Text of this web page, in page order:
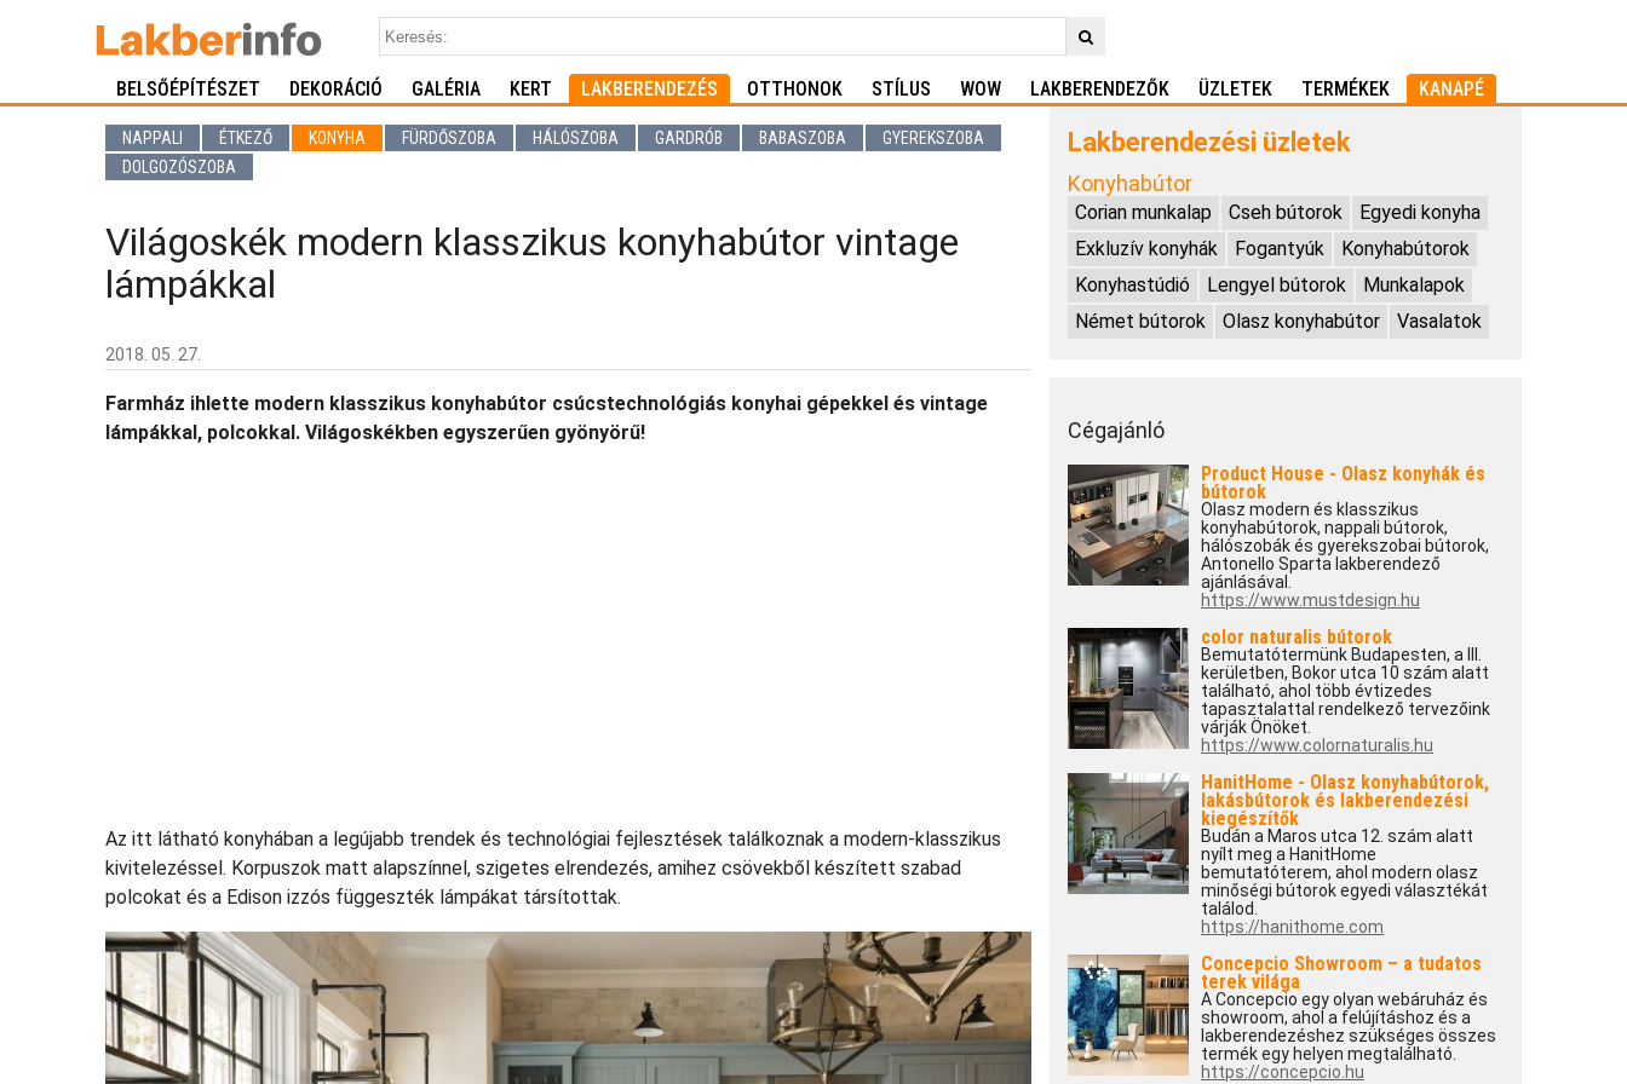
BELSŐÉPÍTÉSZET DEKORÁCIÓ GALÉRIA KERT LAKBERENDEZÉS OTTHONOK STÍLUS WOW LAKBERENDEZŐK ÜZLETEK TERMÉKEK KANAPÉ
NAPPALI ÉTKEZŐ KONYHA FÜRDŐSZOBA HÁLÓSZOBA GARDRÓB BABASZOBA
GYEREKSZOBA
DOLGOZÓSZOBA
Világoskék modern klasszikus konyhabútor vintage
lámpákkal
2018. 05. 27.
Farmház ihlette modern klasszikus konyhabútor csúcstechnológiás konyhai gépekkel és vintage
lámpákkal, polcokkal. Világoskékben egyszerűen gyönyörű!
Az itt látható konyhában a legújabb trendek és technológiai fejlesztések találkoznak a modern-klasszikus
kivitelezéssel. Korpuszok matt alapszínnel, szigetes elrendezés, amihez csövekből készített szabad
polcokat és a Edison izzós függeszték lámpákat társítottak.
Lakberendezési üzletek
Konyhabútor
Corian munkalap Cseh bútorok
Egyedi konyha
Exkluzív konyhák
Fogantyúk
Konyhabútorok
Konyhastúdió
Lengyel bútorok
Munkalapok
Német bútorok
Olasz konyhabútor Vasalatok
Cégajánló
Product House - Olasz konyhák és
bútorok
Olasz modern és klasszikus
konyhabútorok, nappali bútorok,
hálószobák és gyerekszobai bútorok,
Antonello Sparta lakberendező
ajánlásával.
https://www.mustdesign.hu
color naturalis bútorok
Bemutatótermünk Budapesten, a III.
kerületben, Bokor utca 10 szám alatt
található, ahol több évtizedes
tapasztalattal rendelkező tervezőink
várják Önöket.
https://www.colornaturalis.hu
HanitHome - Olasz konyhabútorok,
lakásbútorok és lakberendezési
kiegészítők
Budán a Maros utca 12. szám alatt
nyílt meg a HanitHome
bemutatóterem, ahol modern olasz
minőségi bútorok egyedi választékát
találod.
https://hanithome.com
Concepcio Showroom – a tudatos
terek világa
A Concepcio egy olyan webáruház és
showroom, ahol a felújításhoz és a
lakberendezéshez szükséges összes
termék egy helyen megtalálható.
https://concepcio.hu